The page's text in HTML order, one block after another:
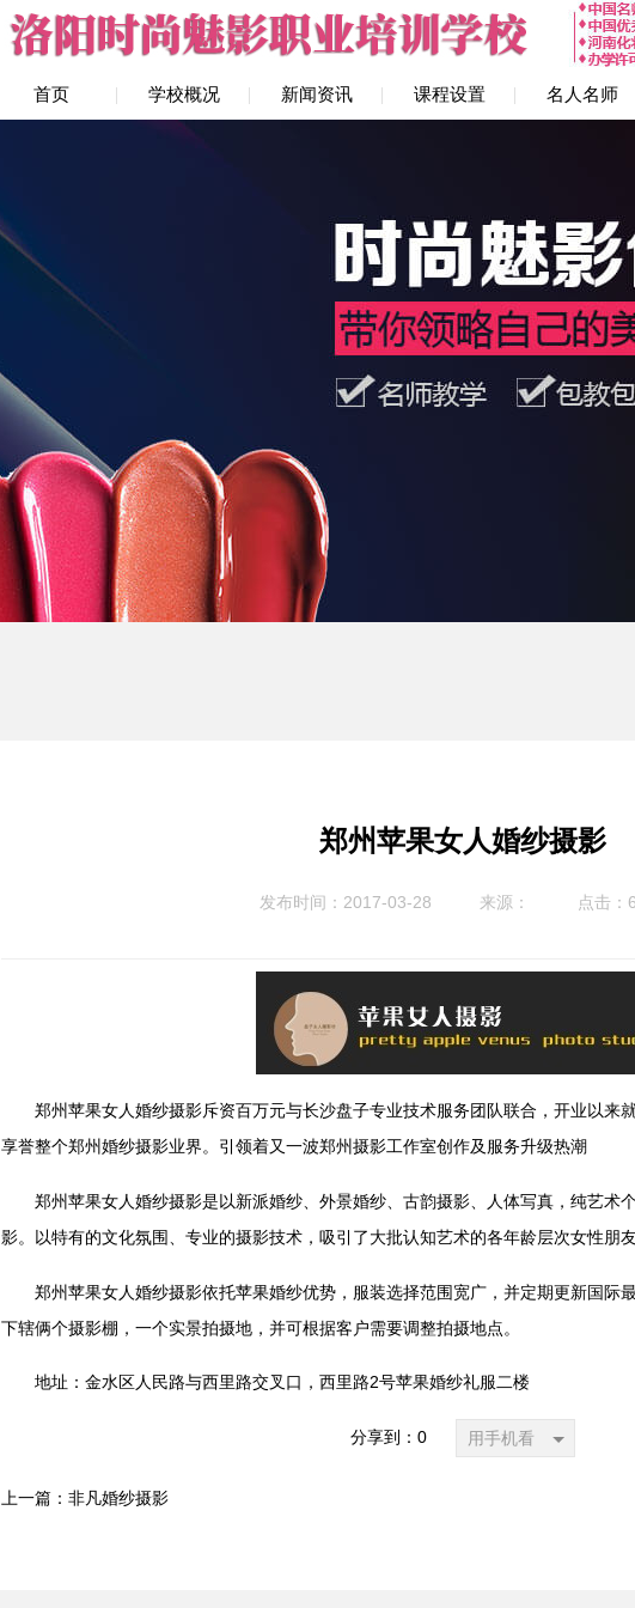
首页 学校概况 新闻资讯 课程设置 名人名师
郑州苹果女人婚纱摄影
发布时间：2017-03-28 来源： 点击：
郑州苹果女人婚纱摄影斥资百万元与长沙盘子专业技术服务团队联合，开业以来
享誉整个郑州婚纱摄影业界。引领着又一波郑州摄影工作室创作及服务升级热潮
郑州苹果女人婚纱摄影是以新派婚纱、外景婚纱、古韵摄影、人体写真，纯艺术
影。以特有的文化氛围、专业的摄影技术，吸引了大批认知艺术的各年龄层次女性朋
郑州苹果女人婚纱摄影依托苹果婚纱优势，服装选择范围宽广，并定期更新国际最
下辖俩个摄影棚，一个实景拍摄地，并可根据客户需要调整拍摄地点。
地址：金水区人民路与西里路交叉口，西里路2号苹果婚纱礼服二楼
分享到： 0 用手机看
上一篇：非凡婚纱摄影